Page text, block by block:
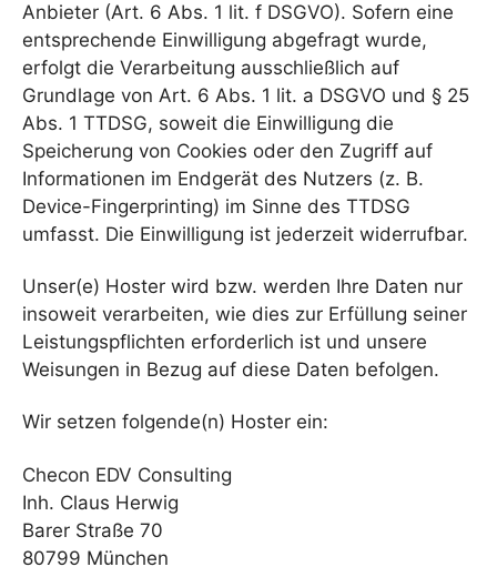
Anbieter (Art. 6 Abs. 1 lit. f DSGVO). Sofern eine
entsprechende Einwilligung abgefragt wurde,
erfolgt die Verarbeitung ausschließlich auf
Grundlage von Art. 6 Abs. 1 lit. a DSGVO und § 25
Abs. 1 TTDSG, soweit die Einwilligung die
Speicherung von Cookies oder den Zugriff auf
Informationen im Endgerät des Nutzers (z. B.
Device-Fingerprinting) im Sinne des TTDSG
umfasst. Die Einwilligung ist jederzeit widerrufbar.
Unser(e) Hoster wird bzw. werden Ihre Daten nur
insoweit verarbeiten, wie dies zur Erfüllung seiner
Leistungspflichten erforderlich ist und unsere
Weisungen in Bezug auf diese Daten befolgen.
Wir setzen folgende(n) Hoster ein:
Checon EDV Consulting
Inh. Claus Herwig
Barer Straße 70
80799 München